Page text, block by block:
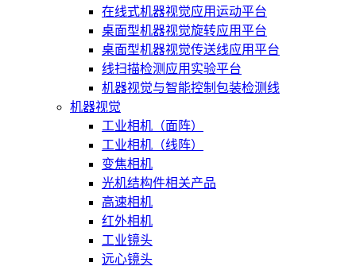
在线式机器视觉应用运动平台
桌面型机器视觉旋转应用平台
桌面型机器视觉传送线应用平台
线扫描检测应用实验平台
机器视觉与智能控制包装检测线
机器视觉
工业相机（面阵）
工业相机（线阵）
变焦相机
光机结构件相关产品
高速相机
红外相机
工业镜头
远心镜头